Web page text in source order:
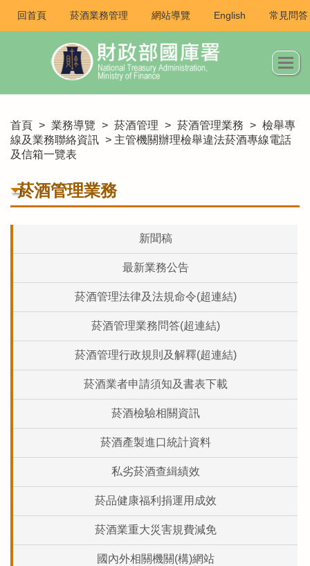
回首頁 菸酒業務管理 網站導覽 English 常見問答
首頁 > 業務導覽 > 菸酒管理 > 菸酒管理業務 > 檢舉專
線及業務聯絡資訊 > 主管機關辦理檢舉違法菸酒專線電話
及信箱一覽表
菸酒管理業務
新聞稿
最新業務公告
菸酒管理法律及法規命令(超連結)
菸酒管理業務問答(超連結)
菸酒管理行政規則及解釋(超連結)
菸酒業者申請須知及書表下載
菸酒檢驗相關資訊
菸酒產製進口統計資料
私劣菸酒查緝績效
菸品健康福利捐運用成效
菸酒業重大災害規費減免
國內外相關機關(構)網站